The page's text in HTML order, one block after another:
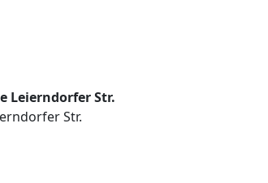
Leierndorfer Str.
Str.